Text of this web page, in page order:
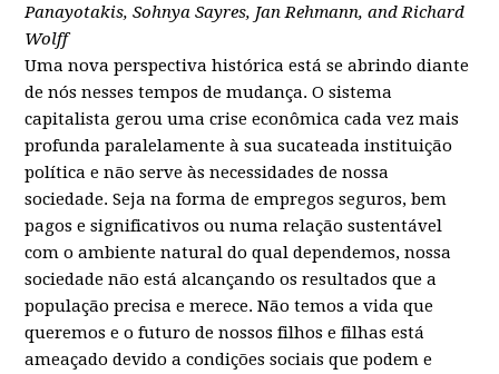
Panayotakis, Sohnya Sayres, Jan Rehmann, and Richard
Wolff
Uma nova perspectiva histórica está se abrindo diante
de nós nesses tempos de mudança. O sistema
capitalista gerou uma crise econômica cada vez mais
profunda paralelamente à sua sucateada instituição
política e não serve às necessidades de nossa
sociedade. Seja na forma de empregos seguros, bem
pagos e significativos ou numa relação sustentável
com o ambiente natural do qual dependemos, nossa
sociedade não está alcançando os resultados que a
população precisa e merece. Não temos a vida que
queremos e o futuro de nossos filhos e filhas está
ameaçado devido a condições sociais que podem e